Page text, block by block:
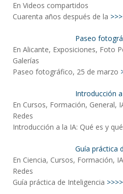
En Videos compartidos
Cuarenta años después de la
Paseo
En Alicante, Exposiciones, Foto
Galerías
Paseo fotográfico, 25 de marzo
Introducción
En Cursos, Formación, General,
Redes
Introducción a la IA: Qué es y qué
Guía práctica
En Ciencia, Cursos, Formación,
Redes
Guía práctica de Inteligencia >>>>